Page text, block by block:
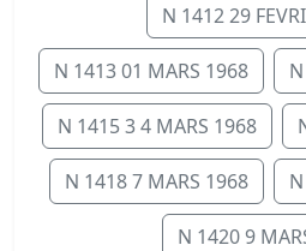
N 1412 29
N 1413 01 MARS 1968
N 1415 3 4 MARS 1968
N 1418 7 MARS 1968
N 1420 9